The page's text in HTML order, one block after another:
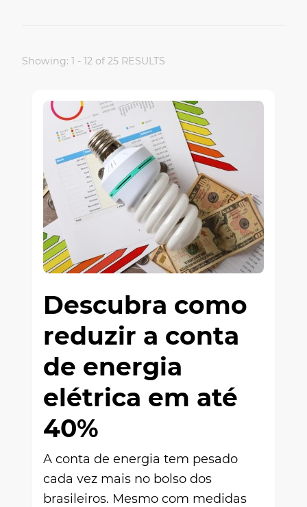
Showing: 1 - 12 of 25 RESULTS
Descubra como
reduzir a conta
de energia
elétrica em até
40%
A conta de energia tem pesado
cada vez mais no bolso dos
brasileiros. Mesmo com medidas